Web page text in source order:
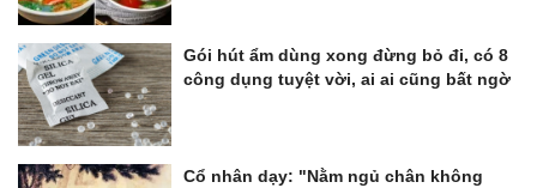
Gói hút ẩm dùng xong đừng bỏ đi, có 8
công dụng tuyệt vời, ai ai cũng bất ngờ
Cổ nhân dạy: "Nằm ngủ chân không